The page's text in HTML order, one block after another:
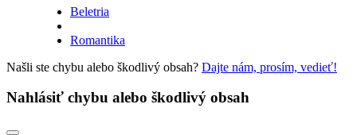
Beletria
Romantika
Našli ste chybu alebo škodlivý obsah? Dajte nám, prosím, vedieť!
Nahlásiť chybu alebo škodlivý obsah